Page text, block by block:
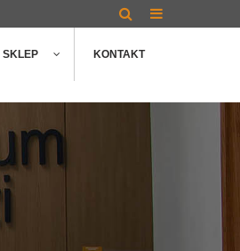
SKLEP KONTAKT